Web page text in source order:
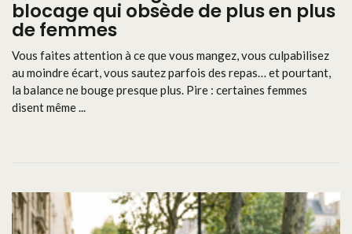
blocage qui obsède de plus en plus
de femmes
Vous faites attention à ce que vous mangez, vous culpabilisez
au moindre écart, vous sautez parfois des repas… et pourtant,
la balance ne bouge presque plus. Pire : certaines femmes
disent même ...